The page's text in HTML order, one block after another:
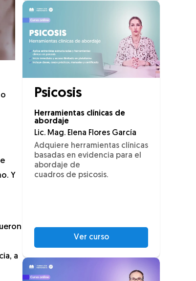
Y
a
Psicosis
Herramientas clínicas de
abordaje
Lic. Mag. Elena Flores García
Adquiere herramientas clínicas
basadas en evidencia para el
abordaje de
cuadros de psicosis.
Ver curso